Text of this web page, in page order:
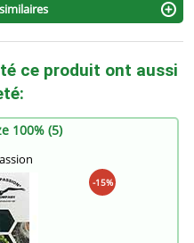
ce produit ont aussi
100% (5)
-15%